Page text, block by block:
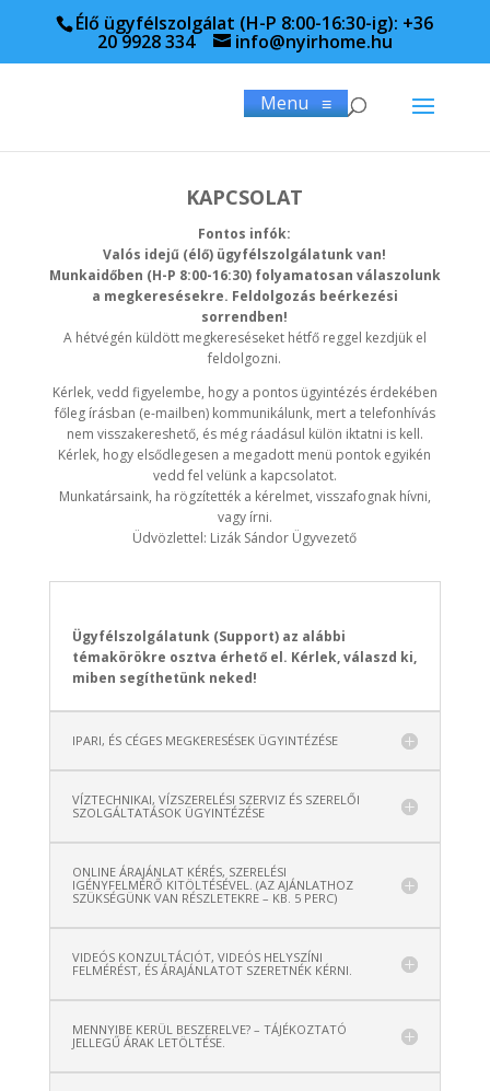
Élő ügyfélszolgálat (H-P 8:00-16:30-ig): +36
20 9928 334 info@nyirhome.hu
Menu≡
KAPCSOLAT
Fontos infók:
Valós idejű (élő) ügyfélszolgálatunk van!
Munkaidőben (H-P 8:00-16:30) folyamatosan válaszolunk
a megkeresésekre. Feldolgozás beérkezési
sorrendben!
A hétvégén küldött megkereséseket hétfő reggel kezdjük el
feldolgozni.
Kérlek, vedd figyelembe, hogy a pontos ügyintézés érdekében
főleg írásban (e-mailben) kommunikálunk, mert a telefonhívás
nem visszakereshető, és még ráadásul külön iktatni is kell.
Kérlek, hogy elsődlegesen a megadott menü pontok egyikén
vedd fel velünk a kapcsolatot.
Munkatársaink, ha rögzítették a kérelmet, visszafognak hívni,
vagy írni.
Üdvözlettel: Lizák Sándor Ügyvezető
Ügyfélszolgálatunk (Support) az alábbi
témakörökre osztva érhető el. Kérlek, válaszd ki,
miben segíthetünk neked!
IPARI, ÉS CÉGES MEGKERESÉSEK ÜGYINTÉZÉSE
VÍZTECHNIKAI, VÍZSZERELÉSI SZERVIZ ÉS SZERELŐI
SZOLGÁLTATÁSOK ÜGYINTÉZÉSE
ONLINE ÁRAJÁNLAT KÉRÉS, SZERELÉSI
IGÉNYFELMÉRŐ KITÖLTÉSÉVEL. (AZ AJÁNLATHOZ
SZÜKSÉGÜNK VAN RÉSZLETEKRE – KB. 5 PERC)
VIDEÓS KONZULTÁCIÓT, VIDEÓS HELYSZÍNI
FELMÉRÉST, ÉS ÁRAJÁNLATOT SZERETNÉK KÉRNI.
MENNYIBE KERÜL BESZERELVE? – TÁJÉKOZTATÓ
JELLEGŰ ÁRAK LETÖLTÉSE.